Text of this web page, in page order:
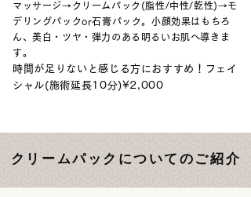
マッサージ→クリームパック(脂性/中性/乾性)→モ
デリングパックor石膏パック。小顔効果はもちろ
ん、美白・ツヤ・弾力のある明るいお肌へ導きま
す。
時間が足りないと感じる方におすすめ ！フェイ
シャル(施術延長10分)¥2,000
クリームパックについてのご紹介